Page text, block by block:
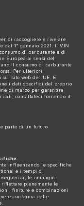
di raccogliere e rivelare
1° gennaio 2021. Il VIN
di carburante e di
Europea ai sensi del
il consumo di carburante
Per ulteriori
sul sito web dell'UE . È
i dati specifici del proprio
di marzo per garantire
dati, contattateci fornendo il
parte di un futuro
influenzando le specifiche
e i tempi di
le immagini
pienamente le
finiture e combinazioni
conferma delle